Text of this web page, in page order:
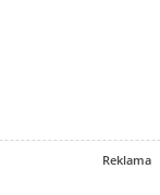
Reklama